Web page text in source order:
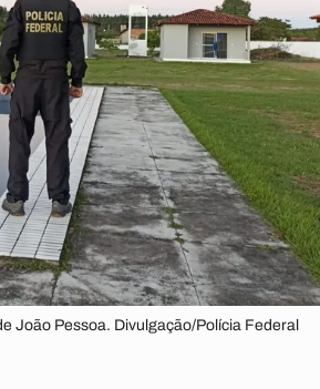
João Pessoa. Divulgação/Polícia Federal